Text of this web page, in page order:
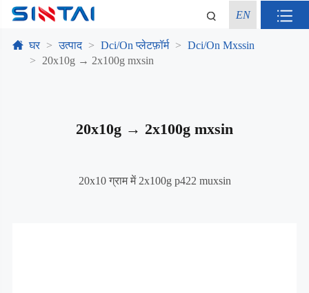
EN
घर उत्पाद Dci/On प्लेटफ़ॉर्म
Dci/On Mxssin
20x10g → 2x100g mxsin
20x10g → 2x100g mxsin
20x10 ग्राम में 2x100g p422 muxsin